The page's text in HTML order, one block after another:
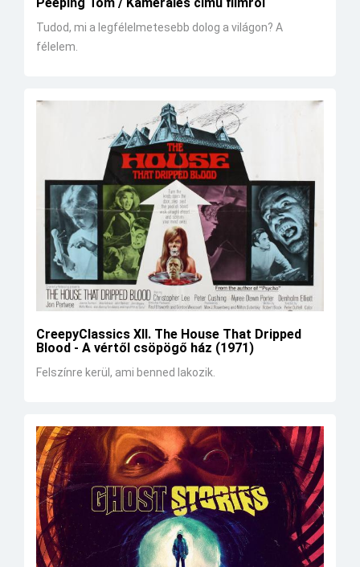
Tudod, mi a legfélelmetesebb dolog a világon? A
félelem.
CreepyClassics XII. The House That Dripped
Blood - A vértől csöpögő ház (1971)
Felszínre kerül, ami benned lakozik.